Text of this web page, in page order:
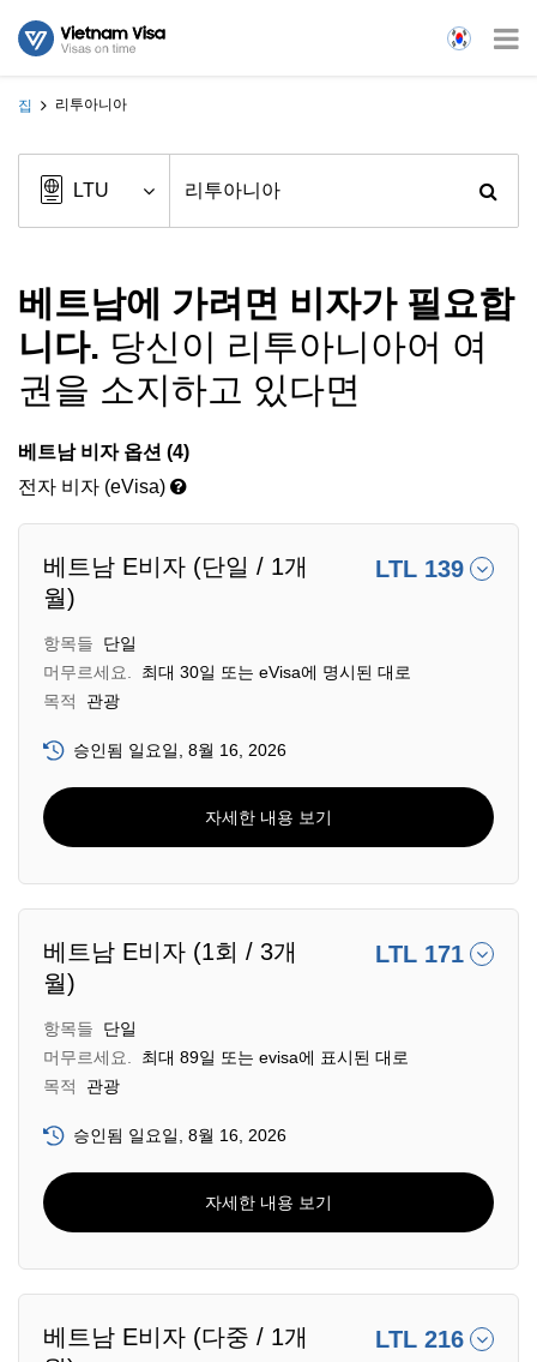
집 리투아니아
베트남에 가려면 비자가 필요합
니다. 당신이 리투아니아어 여
권을 소지하고 있다면
베트남 비자 옵션 (4)
전자 비자 (eVisa)
베트남 E비자 (단일 / 1개
월)
LTL 139
항목들
단일
머무르세요.
최대 30일 또는 eVisa에 명시된 대로
목적
관광
승인됨 일요일, 8월 16, 2026
자세한 내용 보기
베트남 E비자 (1회 / 3개
월)
LTL 171
항목들
단일
머무르세요.
최대 89일 또는 evisa에 표시된 대로
목적
관광
승인됨 일요일, 8월 16, 2026
자세한 내용 보기
베트남 E비자 (다중 / 1개
LTL 216